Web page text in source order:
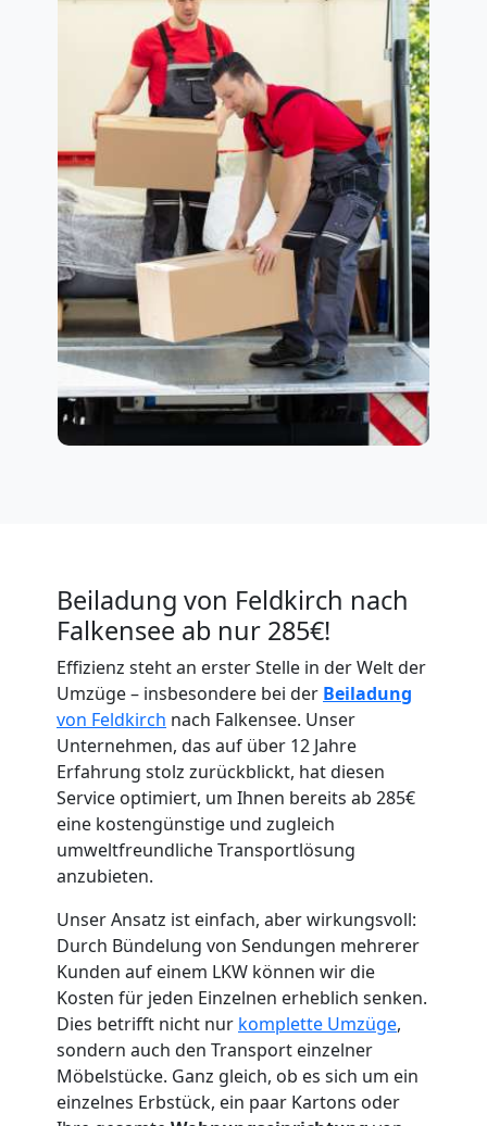
Beiladung von Feldkirch nach
Falkensee ab nur 285€!
Effizienz steht an erster Stelle in der Welt der
Umzüge – insbesondere bei der Beiladung
von Feldkirch nach Falkensee. Unser
Unternehmen, das auf über 12 Jahre
Erfahrung stolz zurückblickt, hat diesen
Service optimiert, um Ihnen bereits ab 285€
eine kostengünstige und zugleich
umweltfreundliche Transportlösung
anzubieten.
Unser Ansatz ist einfach, aber wirkungsvoll:
Durch Bündelung von Sendungen mehrerer
Kunden auf einem LKW können wir die
Kosten für jeden Einzelnen erheblich senken.
Dies betrifft nicht nur komplette Umzüge,
sondern auch den Transport einzelner
Möbelstücke. Ganz gleich, ob es sich um ein
einzelnes Erbstück, ein paar Kartons oder
Umzugshelfer
Feldkirch
Möbeltaxi
Feldkirch
Kleintransport
Feldkirch